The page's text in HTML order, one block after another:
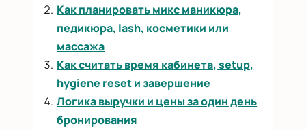
Как планировать микс маникюра,
педикюра, lash, косметики или
массажа
Как считать время кабинета, setup,
hygiene reset и завершение
Логика выручки и цены за один день
бронирования